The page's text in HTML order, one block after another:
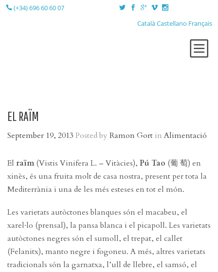
(+34) 696 60 60 07
CatalàCastellano Français
LA CONSULTA
BLOG
EL RAÏM
September 19, 2013 Posted by Ramon Gort in Alimentació
El raïm(Vistis Vinifera L. – Vitàcies), Pú Tao (葡 萄) en
xinès, és una fruita molt de casa nostra, present per tota la
Mediterrània i una de les més esteses en tot el món.
Les varietats autòctones blanques són el macabeu, el
xarel·lo (prensal), la pansa blanca i el picapoll. Les varietats
autòctones negres són el sumoll, el trepat, el callet
(Felanitx), manto negre i fogoneu. A més, altres varietats
tradicionals són la garnatxa, l’ull de llebre, el samsó, el